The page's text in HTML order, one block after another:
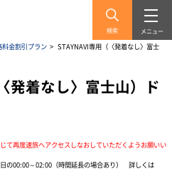
検索 メニュー
料金割引プラン > STAYNAVI専用（〈発着なし〉富士
発着なし〉富士山）ド
て再度速旅へアクセスしなおしていただくようお願いい
00:00～02:00（時間延長の場合あり） 詳しくは